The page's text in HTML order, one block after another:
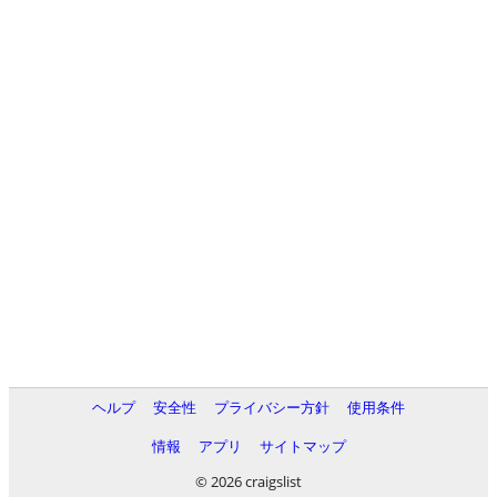
ヘルプ 安全性 プライバシー方針
使用条件
情報
アプリ
サイトマップ
© 2026 craigslist